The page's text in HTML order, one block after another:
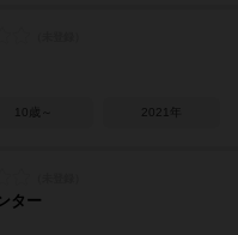
10歳～ 2021年
ター